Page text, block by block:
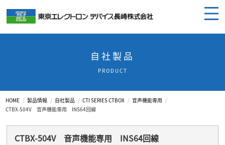
自社製品
PRODUCT
HOME 製品情報 自社製品 CTI SERIES CTBOX
音声機能専用
CTBX-504V 音声機能専用 INS64回線
CTBX-504V 音声機能専用 INS64回線